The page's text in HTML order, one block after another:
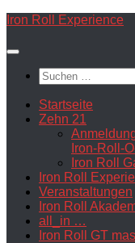
Zum
springen
Iron Roll Experience
Suchen
nach:
Startseite
Zehn 21
Iron-Roll-
Iron Roll
Iron Roll
Veranstaltungen
Iron Roll
all_in …
Iron Roll GT